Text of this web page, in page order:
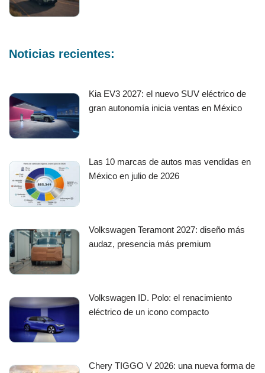
Noticias recientes:
Kia EV3 2027: el nuevo SUV eléctrico de
gran autonomía inicia ventas en México
Las 10 marcas de autos mas vendidas en
México en julio de 2026
Volkswagen Teramont 2027: diseño más
audaz, presencia más premium
Volkswagen ID. Polo: el renacimiento
eléctrico de un icono compacto
Chery TIGGO V 2026: una nueva forma de